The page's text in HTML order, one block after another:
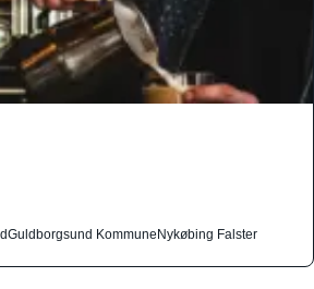
Guldborgsund KommuneNykøbing Falster